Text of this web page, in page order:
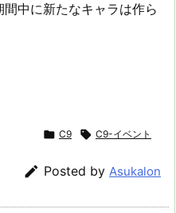
間中に新たなキャラは作ら
 C9  C9-イベント
 Posted by Asukalon